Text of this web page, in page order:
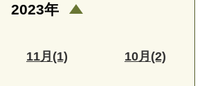
2023年
11月(1) 10月(2)